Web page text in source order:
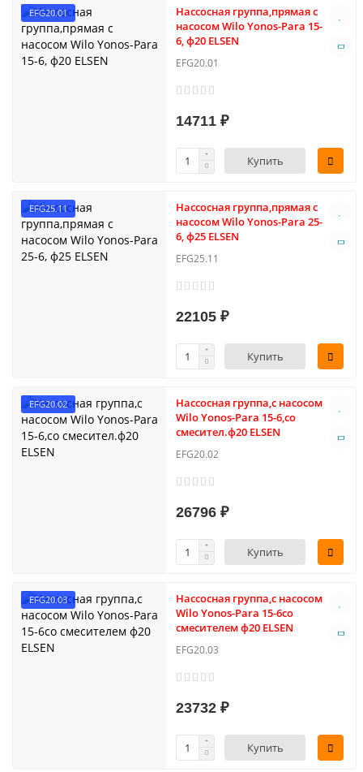
EFG20.01
Нассосная группа,прямая с
насосом Wilo Yonos-Para 15-
6, ф20 ELSEN
EFG20.01
14711 ₽
Купить
EFG25.11
Нассосная группа,прямая с
насосом Wilo Yonos-Para 25-
6, ф25 ELSEN
EFG25.11
22105 ₽
Купить
EFG20.02
Нассосная группа,с насосом
Wilo Yonos-Para 15-6,со
смесител.ф20 ELSEN
EFG20.02
26796 ₽
Купить
EFG20.03
Нассосная группа,с насосом
Wilo Yonos-Para 15-6со
смесителем ф20 ELSEN
EFG20.03
23732 ₽
Купить